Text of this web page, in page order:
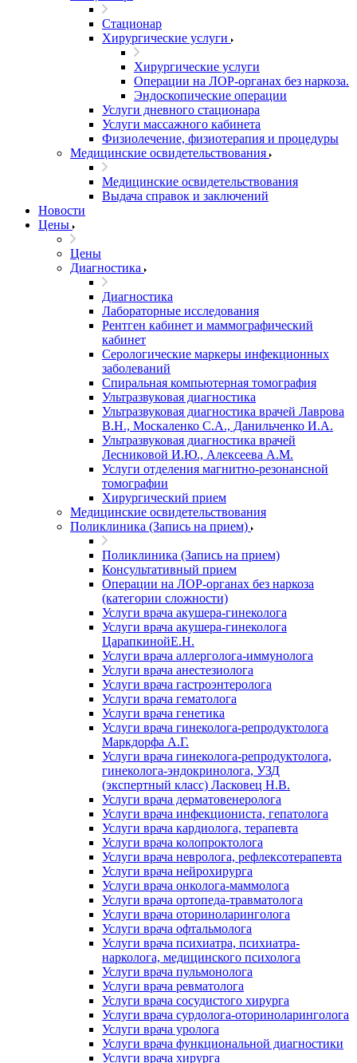
Стационар
Хирургические услуги
Хирургические услуги
Операции на ЛОР-органах без наркоза.
Эндоскопические операции
Услуги дневного стационара
Услуги массажного кабинета
Физиолечение, физиотерапия и процедуры
Медицинские освидетельствования
Медицинские освидетельствования
Выдача справок и заключений
Новости
Цены
Цены
Диагностика
Диагностика
Лабораторные исследования
Рентген кабинет и маммографический
кабинет
Серологические маркеры инфекционных
заболеваний
Спиральная компьютерная томография
Ультразвуковая диагностика
Ультразвуковая диагностика врачей Лаврова
В.Н., Москаленко С.А., Данильченко И.А.
Ультразвуковая диагностика врачей
Лесниковой И.Ю., Алексеева А.М.
Услуги отделения магнитно-резонансной
томографии
Хирургический прием
Медицинские освидетельствования
Поликлиника (Запись на прием)
Поликлиника (Запись на прием)
Консультативный прием
Операции на ЛОР-органах без наркоза
(категории сложности)
Услуги врача акушера-гинеколога
Услуги врача акушера-гинеколога
ЦарапкинойЕ.Н.
Услуги врача аллерголога-иммунолога
Услуги врача анестезиолога
Услуги врача гастроэнтеролога
Услуги врача гематолога
Услуги врача генетика
Услуги врача гинеколога-репродуктолога
Маркдорфа А.Г.
Услуги врача гинеколога-репродуктолога,
гинеколога-эндокринолога, УЗД
(экспертный класс) Ласковец Н.В.
Услуги врача дерматовенеролога
Услуги врача инфекциониста, гепатолога
Услуги врача кардиолога, терапевта
Услуги врача колопроктолога
Услуги врача невролога, рефлексотерапевта
Услуги врача нейрохирурга
Услуги врача онколога-маммолога
Услуги врача ортопеда-травматолога
Услуги врача оториноларинголога
Услуги врача офтальмолога
Услуги врача психиатра, психиатра-
нарколога, медицинского психолога
Услуги врача пульмонолога
Услуги врача ревматолога
Услуги врача сосудистого хирурга
Услуги врача сурдолога-оториноларинголога
Услуги врача уролога
Услуги врача функциональной диагностики
Услуги врача хирурга